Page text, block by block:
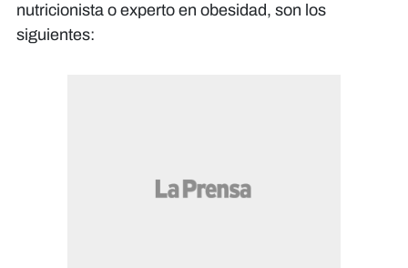
nutricionista o experto en obesidad, son los
siguientes: